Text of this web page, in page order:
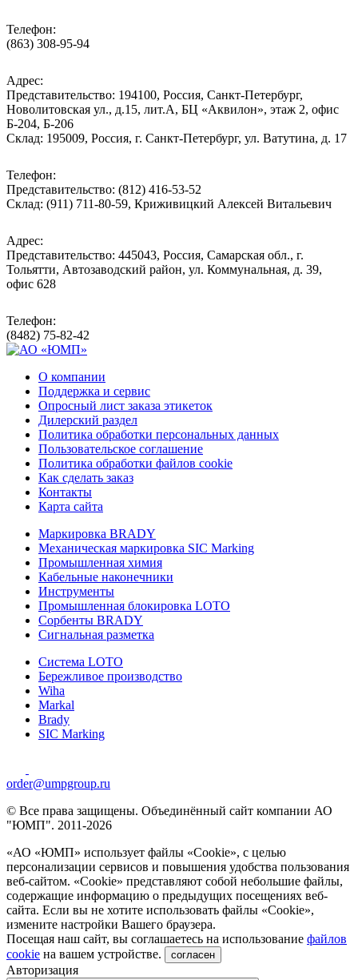
Телефон:
(863) 308-95-94
Адрес:
Представительство: 194100, Россия, Санкт-Петербург,
Новолитовская ул., д.15, лит.А, БЦ «Аквилон», этаж 2, офис
Б-204, Б-206
Склад: 195009, Россия, г. Санкт-Петербург, ул. Ватутина, д. 17
Телефон:
Представительство: (812) 416-53-52
Склад: (911) 711-80-59, Криживицкий Алексей Витальевич
Адрес:
Представительство: 445043, Россия, Самарская обл., г.
Тольятти, Автозаводский район, ул. Коммунальная, д. 39,
офис 628
Телефон:
(8482) 75-82-42
О компании
Поддержка и сервис
Опросный лист заказа этикеток
Дилерский раздел
Политика обработки персональных данных
Пользовательское соглашение
Политика обработки файлов cookie
Как сделать заказ
Контакты
Карта сайта
Маркировка BRADY
Механическая маркировка SIC Marking
Промышленная химия
Кабельные наконечники
Инструменты
Промышленная блокировка LOTO
Сорбенты BRADY
Сигнальная разметка
Система LOTO
Бережливое производство
Wiha
Markal
Brady
SIC Marking
order@umpgroup.ru
© Все права защищены. Объединённый сайт компании АО
"ЮМП". 2011-2026
«АО «ЮМП» использует файлы «Сookie», с целью
персонализации сервисов и повышения удобства пользования
веб-сайтом. «Cookie» представляют собой небольшие файлы,
содержащие информацию о предыдущих посещениях веб-
сайта. Если вы не хотите использовать файлы «Сookie»,
измените настройки Вашего браузера.
Посещая наш сайт, вы соглашаетесь на использование файлов
cookie на вашем устройстве. согласен
Авторизация